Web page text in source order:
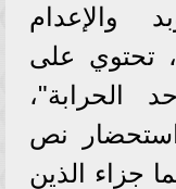
والإعدام
تحتوي على
الحرابة"،
استحضار نص
جزاء الذين